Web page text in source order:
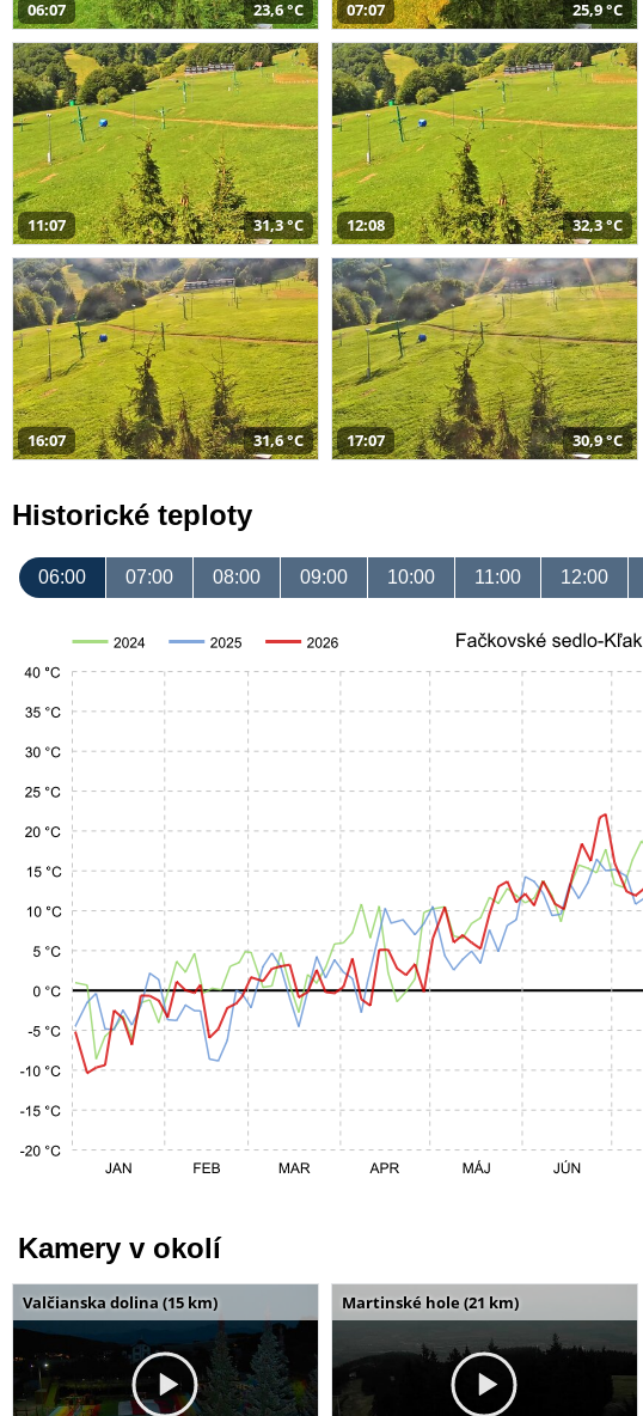
06:07 23,6 °C 07:07 25,9 °C
11:07 31,3 °C 12:08 32,3 °C
16:07 31,6 °C 17:07 30,9 °C
Historické teploty
06:00 07:00 08:00 09:00 10:00 11:00 12:00
Kamery v okolí
Valčianska dolina (15 km) Martinské hole (21 km)